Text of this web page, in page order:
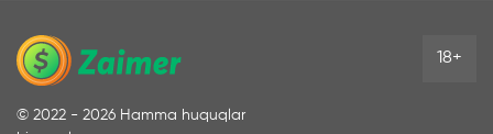
© 2022 - 2026 Hamma huquqlar
18+